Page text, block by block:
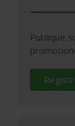
Publique